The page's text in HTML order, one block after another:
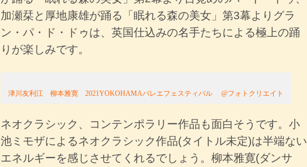
加瀬栞と厚地康雄が踊る「眠れる森の美女」第3幕よりグラ
ン・パ・ド・ドゥは、英国仕込みの名手たちによる極上の踊
りが楽しみです。
津川友利江 柳本雅寛 2021YOKOHAMAバレエフェスティバル @フォトクリエイト
ネオクラシック、コンテンポラリー作品も面白そうです。小
池ミモザによるネオクラシック作品(タイトル未定)は半端ない
エネルギーを感じさせてくれるでしょう。柳本雅寛(ダンサ